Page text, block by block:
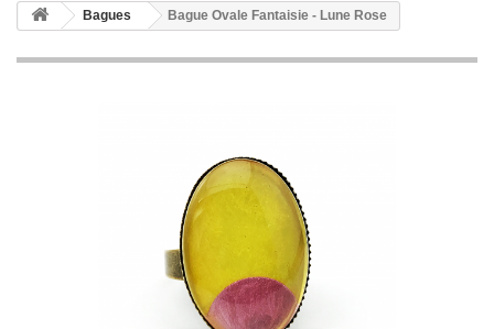
Bagues Bague Ovale Fantaisie - Lune Rose